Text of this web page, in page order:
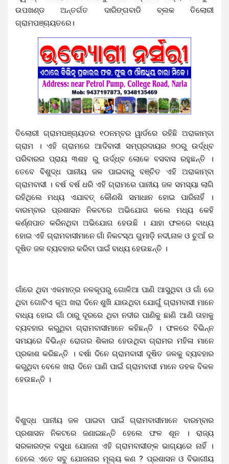
ଉପଖଣ୍ଡ ଅନ୍ତର୍ଗତ ଦାରିଙ୍ଗବାଡି ବ୍ଲକ ତିଲୋରୀ
ଗ୍ରାମପଞ୍ଚାୟତରେ।
ତିଲୋରୀ ଗ୍ରାମପଞ୍ଚାୟତର ୧୦ନମ୍ବର ୱାର୍ଡରେ ରହିଛି ଅରାକାମ୍ବା
ଗ୍ରାମ । ଏହି ଗ୍ରାମରେ ଆଦିବାସୀ ସମ୍ପ୍ରଦାୟର ୭୦ରୁ ଉର୍ଦ୍ଧ୍ବ
ପରିବାରର ପ୍ରାୟ ୩ଶହ ରୁ ଉର୍ଦ୍ଧ୍ବ ଲୋକେ ବସବାସ ରହୁଛନ୍ତି ।
ତେବେ ବିଶୁଦ୍ଧ ପାନୀୟ ଜଳ ପାଇବାରୁ ବଞ୍ଚିତ ଏହି ଅରାକାମ୍ବା
ଗ୍ରାମବାସୀ । ବର୍ଷ ବର୍ଷ ଧରି ଏହି ଗ୍ରାମରେ ପାନୀୟ ଜଳ ସମସ୍ୟା ଲାଗି
ରହିଥିଲେ ମଧ୍ୟ ଏଯାବତ୍ କୌଣଶି ସମାଧାନ ହୋଇ ପାରିନାହିଁ ।
ବାରମ୍ବାର ପ୍ରଶାସନ ନିକଟରେ ଅଭିଯୋଗ କଲେ ମଧ୍ୟ କେହି
କର୍ଣ୍ଣପାତ କରିନଥିବା ଅଭିଯୋଗ ହେଉଛି । ଯାହା ଫଳରେ ବାଧ୍ୟ
ହୋଇ ଏହି ଗ୍ରାମବାସୀମାନେ ଗାଁ ନିକଟସ୍ଥ ଗୁମାଡ଼ି ନଦୀ,ନାଳ ଓ ଚୁଆଁ ର
ଦୂଷିତ ଜଳ ବ୍ୟବହାର କରିବା ପାଇଁ ବାଧ୍ୟ ହେଉଛନ୍ତି ।
ଗାଁରେ ଥିବା ଏକମାତ୍ର ନଳକୂପରୁ ଗୋଳିଆ ପାଣି ଆସୁଥିବା ଓ ଗାଁ ରେ
ଥିବା ଗୋଟିଏ କୂଅ ଖରା ଦିନେ ଶୁଖି ଯାଉଥିବା ଯୋଗୁଁ ଗ୍ରାମବାସୀ ମାନେ
ବାଧ୍ୟ ହୋଇ ଗାଁ ଠାରୁ ଦୂରରେ ଥିବା ନଦୀର ପାଣିକୁ ଛାଣି ଆଣି ତାହାକୁ
ବ୍ୟବହାର କରୁଥିବା ଗ୍ରାମବାସୀମାନେ କହିଛନ୍ତି । ଫଳରେ ବିଭିନ୍ନ
ସମୟରେ ବିଭିନ୍ନ ରୋଗର ଶିକାର ହେଉଥିବା ଗ୍ରାମର ମହିଳା ମାନେ
ପ୍ରକାଶ କରିଛନ୍ତି । ବର୍ଷା ଦିନେ ଗ୍ରାମବାସୀ ଦୂଷିତ ଜଳକୁ ବ୍ୟବହାର
କରୁଥିବା ବେଳେ ଖରା ଦିନେ ପାଣି ପାଇଁ ଗ୍ରାମବାସୀ ମାନେ ଡହକ ବିକଳ
ହେଉଛନ୍ତି ।
ବିଶୁଦ୍ଧ ପାନୀୟ ଜଳ ପାଇବା ପାଇଁ ଗ୍ରାମବାସୀମାନେ ବାରମ୍ବାର
ପ୍ରଶାସନ ନିକଟରେ ଜଣାଇଛନ୍ତି ହେଲେ ଫଳ ଶୂନ । ରାଜ୍ୟ
ସରକାରଙ୍କ ବସୁଧା ଯୋଜନା ଏହି ଗ୍ରାମବାସୀଙ୍କ ଭାଗ୍ୟରେ ନାହିଁ ।
ହେଲେ ଏତେ ସବୁ ଯୋଜନାର ମୂଲ୍ୟ କଣ ? ପ୍ରଶାସନ ଓ ବିଭାଗୀୟ